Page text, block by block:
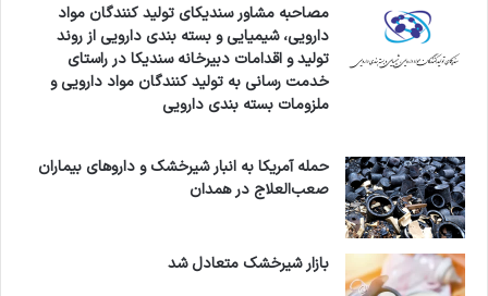
مصاحبه مشاور سندیکای تولید کنندگان مواد
دارویی، شیمیایی و بسته بندی دارویی از روند
تولید و اقدامات دبیرخانه سندیکا در راستای
خدمت رسانی به تولید کنندگان مواد دارویی و
ملزومات بسته بندی دارویی
حمله آمریکا به انبار شیرخشک و داروهای بیماران
صعب‌العلاج در همدان
بازار شیرخشک متعادل شد